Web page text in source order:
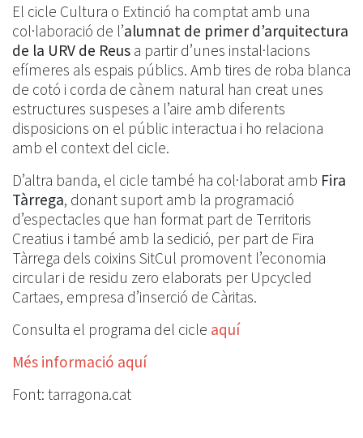
El cicle Cultura o Extinció ha comptat amb una
col·laboració de l’alumnat de primer d’arquitectura
de la URV de Reus a partir d’unes instal·lacions
efímeres als espais públics. Amb tires de roba blanca
de cotó i corda de cànem natural han creat unes
estructures suspeses a l’aire amb diferents
disposicions on el públic interactua i ho relaciona
amb el context del cicle.
D’altra banda, el cicle també ha col·laborat amb Fira
Tàrrega, donant suport amb la programació
d’espectacles que han format part de Territoris
Creatius i també amb la sedició, per part de Fira
Tàrrega dels coixins SitCul promovent l’economia
circular i de residu zero elaborats per Upcycled
Cartaes, empresa d’inserció de Càritas.
Consulta el programa del cicle aquí
Més informació aquí
Font: tarragona.cat